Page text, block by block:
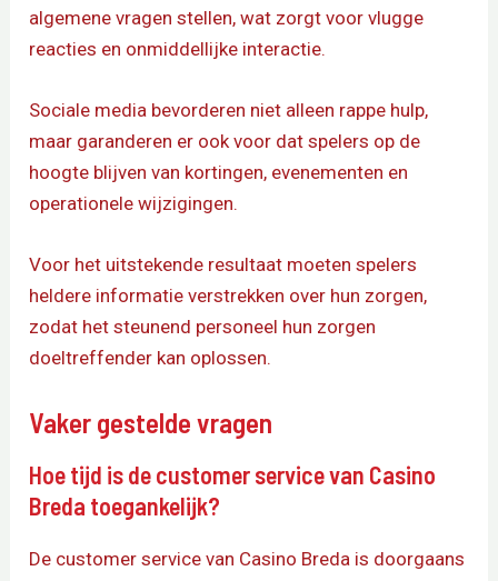
algemene vragen stellen, wat zorgt voor vlugge
reacties en onmiddellijke interactie.
Sociale media bevorderen niet alleen rappe hulp,
maar garanderen er ook voor dat spelers op de
hoogte blijven van kortingen, evenementen en
operationele wijzigingen.
Voor het uitstekende resultaat moeten spelers
heldere informatie verstrekken over hun zorgen,
zodat het steunend personeel hun zorgen
doeltreffender kan oplossen.
Vaker gestelde vragen
Hoe tijd is de customer service van Casino
Breda toegankelijk?
De customer service van Casino Breda is doorgaans